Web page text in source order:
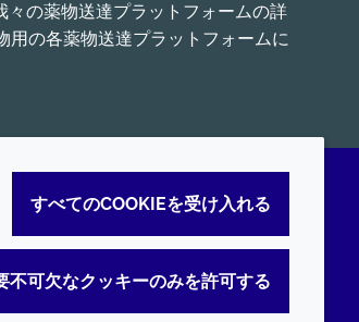
の薬物送達プラットフォームの詳
用の各薬物送達プラットフォームに
すべてのCOOKIEを受け入れる
不可欠なクッキーのみを許可する